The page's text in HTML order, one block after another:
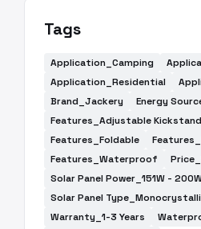
Tags
Application_Camping
Application_Residential
Brand_Jackery
Energy
Features_Adjustable Kickstand
Features_Foldable
Features_Waterproof
Solar Panel Power_151W -
Solar Panel
Warranty_1-3 Years